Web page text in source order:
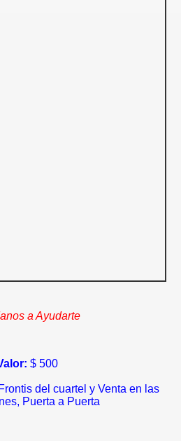
a Ayudarte
$ 500
Frontis del cuartel y Venta en las
Puerta a Puerta